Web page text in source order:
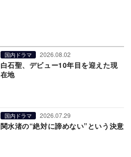
国内ドラマ 2026.08.02
白石聖、デビュー10年目を迎えた現
在地
国内ドラマ 2026.07.29
関水渚の“絶対に諦めない”という決意